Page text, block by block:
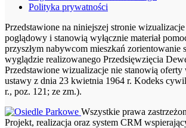
Polityka prywatności
Przedstawione na niniejszej stronie
poglądowy i stanowią wyłącznie materiał
przyszłym nabywcom mieszkań zorientowanie
wyglądzie realizowanego Przedsięwzięcia
Przedstawione wizualizacje nie stanowią oferty
ustawy z dnia 23 kwietnia 1964 r. Kodeks
r., poz. 121; ze zm.).
Wszystkie prawa
Projekt, realizacja oraz system CRM